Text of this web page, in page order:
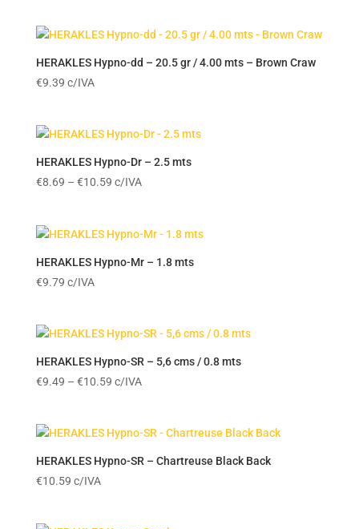
HERAKLES Hypno-dd – 20.5 gr / 4.00 mts – Brown Craw
€9.39 c/IVA
HERAKLES Hypno-Dr – 2.5 mts
€8.69 – €10.59Price
through
€10.59
c/IVA
HERAKLES Hypno-Mr – 1.8 mts
€9.79 c/IVA
HERAKLES Hypno-SR – 5,6 cms / 0.8 mts
€9.49 – €10.59Price
through
€10.59
c/IVA
HERAKLES Hypno-SR – Chartreuse Black Back
€10.59 c/IVA